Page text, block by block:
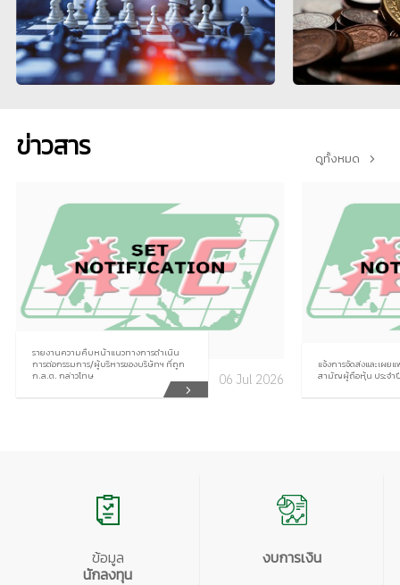
ข่าวสาร ดูทั้งหมด
รายงานความคืบหน้าแนวทางการดําเนิน
การต่อกรรมการ/ผู้บริหารของบริษัทฯ ที่ถูก
ก.ล.ต. กล่าวโทษ
06 Jul 2026
แจ้งการจัดส่งและเผย
สามัญผู้ถือหุ้น ประจำ
ข้อมูล
นักลงทุน
งบการเงิน